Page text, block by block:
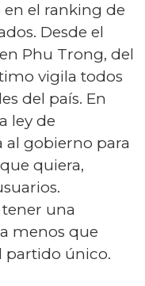
el ranking de
Desde el
Phu Trong, del
vigila todos
del país. En
ley de
gobierno para
quiera,
una
menos que
partido único.